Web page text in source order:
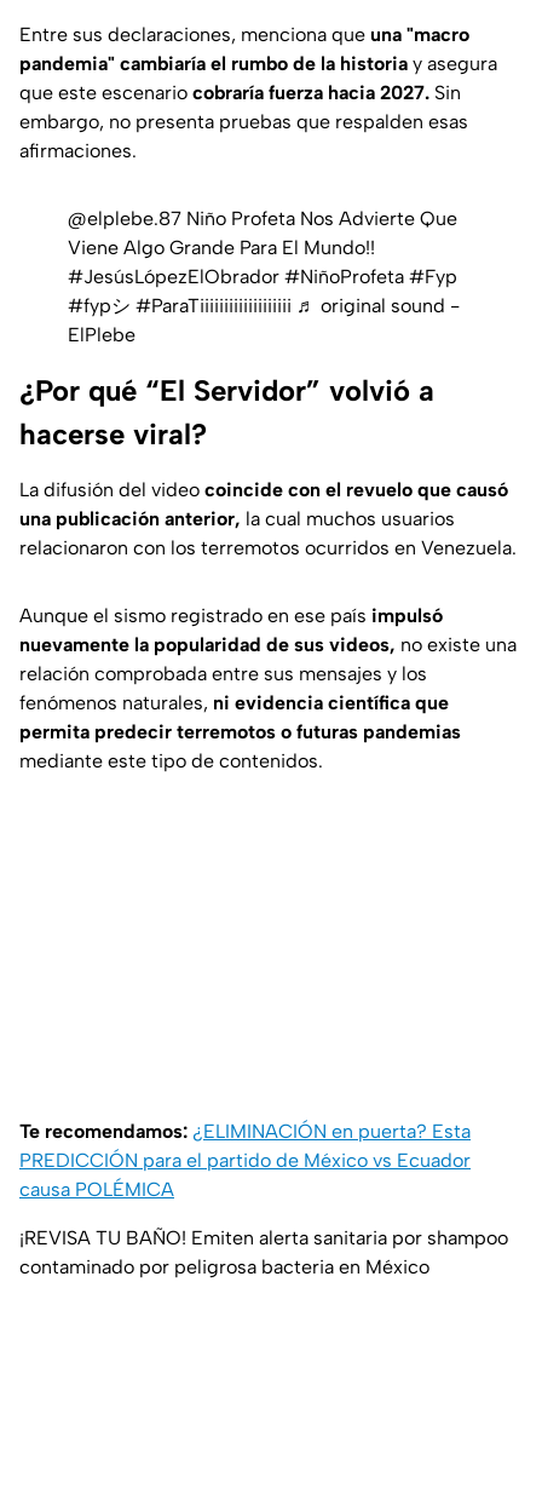
Entre sus declaraciones, menciona que una "macro
pandemia" cambiaría el rumbo de la historia y asegura
que este escenario cobraría fuerza hacia 2027. Sin
embargo, no presenta pruebas que respalden esas
afirmaciones.
@elplebe.87 Niño Profeta Nos Advierte Que
Viene Algo Grande Para El Mundo!!
#JesúsLópezElObrador #NiñoProfeta #Fyp
#fypシ #ParaTiiiiiiiiiiiiiiiiiii ♬ original sound -
ElPlebe
¿Por qué “El Servidor” volvió a
hacerse viral?
La difusión del video coincide con el revuelo que causó
una publicación anterior, la cual muchos usuarios
relacionaron con los terremotos ocurridos en Venezuela.
Aunque el sismo registrado en ese país impulsó
nuevamente la popularidad de sus videos, no existe una
relación comprobada entre sus mensajes y los
fenómenos naturales, ni evidencia científica que
permita predecir terremotos o futuras pandemias
mediante este tipo de contenidos.
Te recomendamos: ¿ELIMINACIÓN en puerta? Esta
PREDICCIÓN para el partido de México vs Ecuador
causa POLÉMICA
¡REVISA TU BAÑO! Emiten alerta sanitaria por shampoo
contaminado por peligrosa bacteria en México